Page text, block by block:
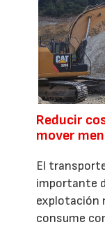
Reducir
mover
El
importante
explotación
consume